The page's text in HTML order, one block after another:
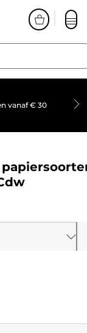
vanaf € 30